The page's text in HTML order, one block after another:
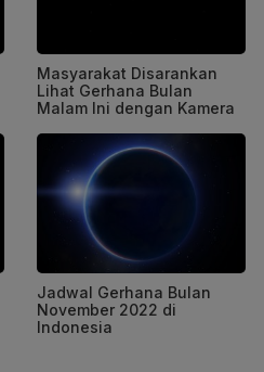
Masyarakat Disarankan
Lihat Gerhana Bulan
Malam Ini dengan Kamera
Jadwal Gerhana Bulan
November 2022 di
Indonesia